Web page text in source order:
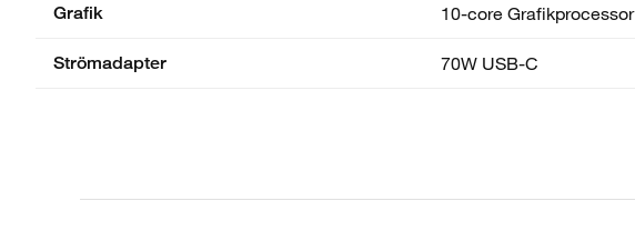
Grafik 10-core Grafik­processor
Strömadapter 70W USB-C